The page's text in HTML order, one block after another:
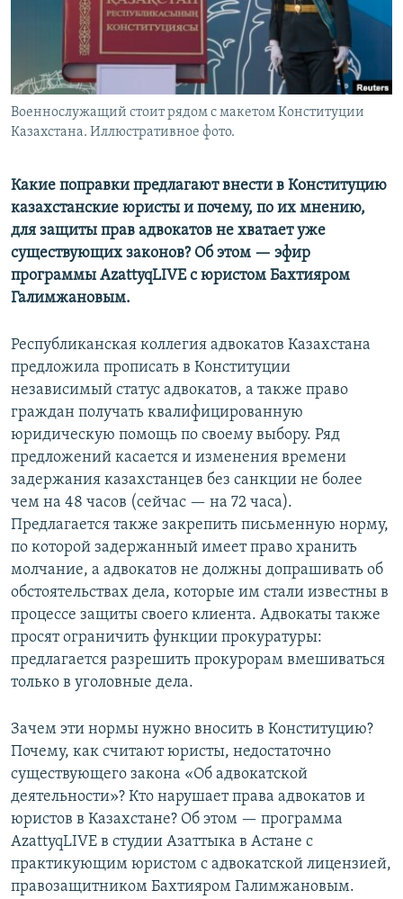
Военнослужащий стоит рядом с макетом Конституции
Казахстана. Иллюстративное фото.
Какие поправки предлагают внести в Конституцию
казахстанские юристы и почему, по их мнению,
для защиты прав адвокатов не хватает уже
существующих законов? Об этом — эфир
программы AzattyqLIVE с юристом Бахтияром
Галимжановым.
Республиканская коллегия адвокатов Казахстана
предложила прописать в Конституции
независимый статус адвокатов, а также право
граждан получать квалифицированную
юридическую помощь по своему выбору. Ряд
предложений касается и изменения времени
задержания казахстанцев без санкции не более
чем на 48 часов (сейчас — на 72 часа).
Предлагается также закрепить письменную норму,
по которой задержанный имеет право хранить
молчание, а адвокатов не должны допрашивать об
обстоятельствах дела, которые им стали известны в
процессе защиты своего клиента. Адвокаты также
просят ограничить функции прокуратуры:
предлагается разрешить прокурорам вмешиваться
только в уголовные дела.
Зачем эти нормы нужно вносить в Конституцию?
Почему, как считают юристы, недостаточно
существующего закона «Об адвокатской
деятельности»? Кто нарушает права адвокатов и
юристов в Казахстане? Об этом — программа
AzattyqLIVE в студии Азаттыка в Астане с
практикующим юристом с адвокатской лицензией,
правозащитником Бахтияром Галимжановым.